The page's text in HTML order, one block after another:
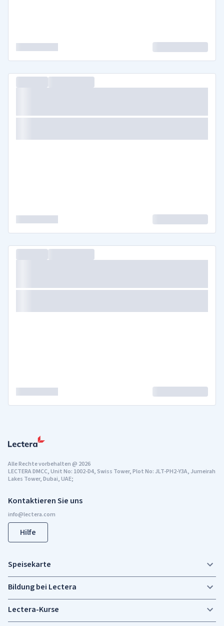
Kontaktieren Sie uns
Hilfe
Alle Rechte vorbehalten@ 2026
LECTERA DMCC, Unit No: 1002-D4, Swiss Tower, Plot No: JLT-PH2-Y3A, Jumeirah
Lakes Tower, Dubai, UAE;
Speisekarte
Bildung bei Lectera
Lectera-Kurse